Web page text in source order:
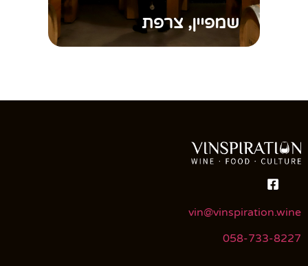
שמפיין, צרפת
vin@vinspiration.wine
058-733-8227